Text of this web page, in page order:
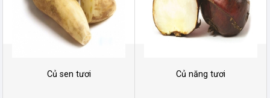
Củ sen tươi Củ năng tươi